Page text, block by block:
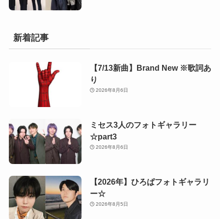
新着記事
【7/13新曲】Brand New ※歌詞あ
り
2026年8月6日
ミセス3人のフォトギャラリー
☆part3
2026年8月6日
【2026年】ひろぱフォトギャラリ
ー☆
2026年8月5日